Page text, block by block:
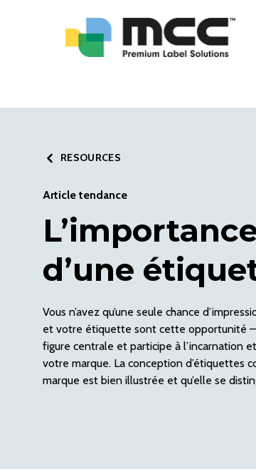
RESOURCES
Article tendance
d’une
Vous n’avez qu’une seule chance
et votre étiquette sont cette opportunité
figure centrale et participe à l’incarnation
votre marque. La conception d’étiquettes
marque est bien illustrée et qu’elle se